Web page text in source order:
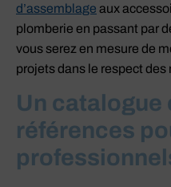
d’assemblage aux
plomberie en passant par
vous serez en mesure de
projets dans le respect des
Un catalogue
références